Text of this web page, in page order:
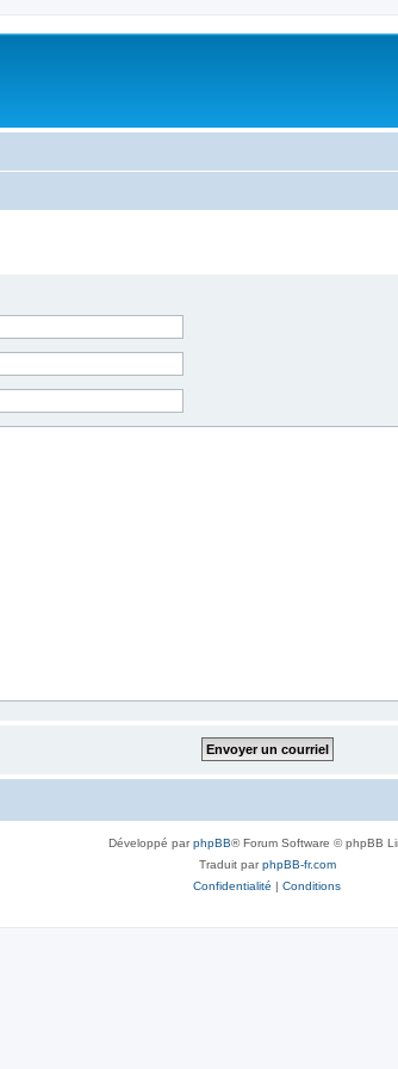
Développé parphpBB® Forum Software © phpBB
Traduit parphpBB-fr.com
Confidentialité | Conditions